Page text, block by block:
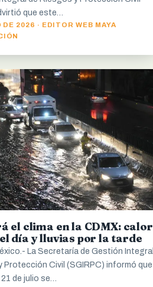
que este…
2026 · EDITOR WEB MAYA
el clima en la CDMX: calor
día y lluvias por la tarde
La Secretaría de Gestión Integral
Protección Civil (SGIRPC) informó que
de julio se…